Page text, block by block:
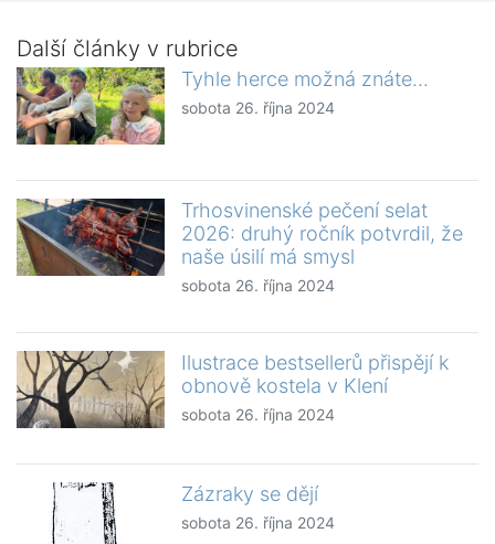
Další články v rubrice
Tyhle herce možná znáte...
sobota 26. října 2024
Trhosvinenské pečení selat
2026: druhý ročník potvrdil, že
naše úsilí má smysl
sobota 26. října 2024
Ilustrace bestsellerů přispějí k
obnově kostela v Klení
sobota 26. října 2024
Zázraky se dějí
sobota 26. října 2024